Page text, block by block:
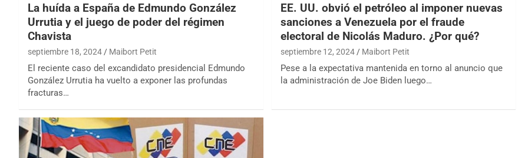
La huída a España de Edmundo González
Urrutia y el juego de poder del régimen
Chavista
septiembre 18, 2024 Maibort Petit
El reciente caso del excandidato presidencial Edmundo
González Urrutia ha vuelto a exponer las profundas
fracturas…
EE. UU. obvió el petróleo al imponer nuevas
sanciones a Venezuela por el fraude
electoral de Nicolás Maduro. ¿Por qué?
septiembre 12, 2024 Maibort Petit
Pese a la expectativa mantenida en torno al anuncio que
la administración de Joe Biden luego…